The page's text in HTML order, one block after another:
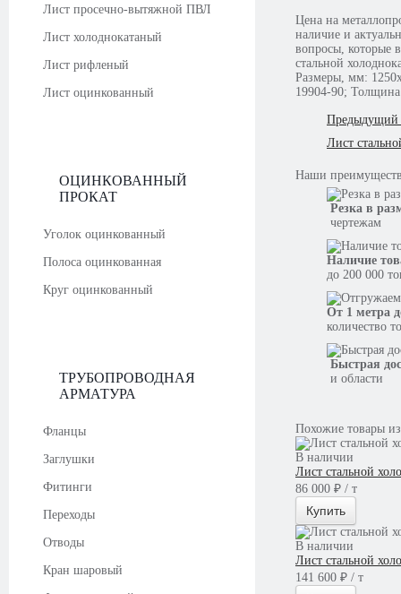
Лист просечно-вытяжной ПВЛ
Лист холоднокатаный
Лист рифленый
Лист оцинкованный
ОЦИНКОВАННЫЙ
ПРОКАТ
Уголок оцинкованный
Полоса оцинкованная
Круг оцинкованный
ТРУБОПРОВОДНАЯ
АРМАТУРА
Фланцы
Заглушки
Фитинги
Переходы
Отводы
Кран шаровый
Цена на
наличие и актуальную стоимость у консультантов. В случае
вопросы, которые
стальной
Размеры, мм:
19904-90;
Предыдущий
Лист
Наши
Резка в
чертежам
Наличие
до 200 000
От 1 метра
количество
Быстрая
и области
Похожие товары
В наличии
Лист стальной
86 000 ₽ / т
Купить
В наличии
Лист стальной
141 600 ₽ / т